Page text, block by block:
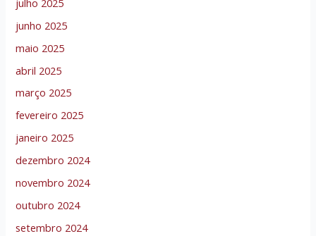
junho 2025
maio 2025
abril 2025
março 2025
fevereiro 2025
janeiro 2025
dezembro 2024
novembro 2024
outubro 2024
setembro 2024